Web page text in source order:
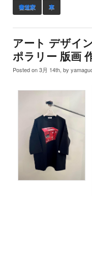
書道家 車
アート デザイ
ポラリー 版画
Posted on 3月 14th, by